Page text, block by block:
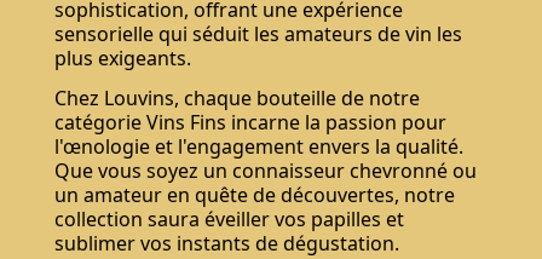
sophistication, offrant une expérience
sensorielle qui séduit les amateurs de vin les
plus exigeants.
Chez Louvins, chaque bouteille de notre
catégorie Vins Fins incarne la passion pour
l'œnologie et l'engagement envers la qualité.
Que vous soyez un connaisseur chevronné ou
un amateur en quête de découvertes, notre
collection saura éveiller vos papilles et
sublimer vos instants de dégustation.